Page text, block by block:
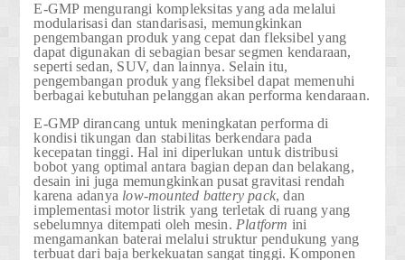
E-GMP mengurangi kompleksitas yang ada melalui
modularisasi dan standarisasi, memungkinkan
pengembangan produk yang cepat dan fleksibel yang
dapat digunakan di sebagian besar segmen kendaraan,
seperti sedan, SUV, dan lainnya. Selain itu,
pengembangan produk yang fleksibel dapat memenuhi
berbagai kebutuhan pelanggan akan performa kendaraan.
E-GMP dirancang untuk meningkatan performa di
kondisi tikungan dan stabilitas berkendara pada
kecepatan tinggi. Hal ini diperlukan untuk distribusi
bobot yang optimal antara bagian depan dan belakang,
desain ini juga memungkinkan pusat gravitasi rendah
karena adanya low-mounted battery pack, dan
implementasi motor listrik yang terletak di ruang yang
sebelumnya ditempati oleh mesin. Platform ini
mengamankan baterai melalui struktur pendukung yang
terbuat dari baja berkekuatan sangat tinggi. Komponen